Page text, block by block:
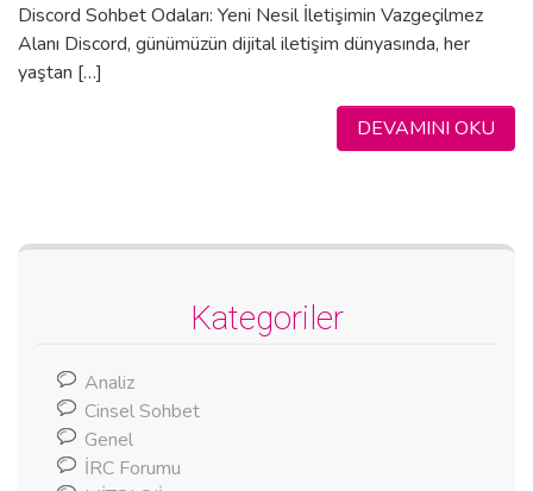
Discord Sohbet Odaları: Yeni Nesil İletişimin Vazgeçilmez
Alanı Discord, günümüzün dijital iletişim dünyasında, her
yaştan […]
DEVAMINI OKU
Kategoriler
Analiz
Cinsel Sohbet
Genel
İRC Forumu